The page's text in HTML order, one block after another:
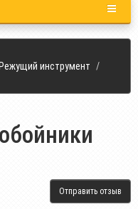
Режущий инструмент
Отправить отзыв